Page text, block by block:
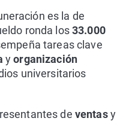
es la de
ronda los33.000
tareas clave
yorganización
universitarios
de ventasy